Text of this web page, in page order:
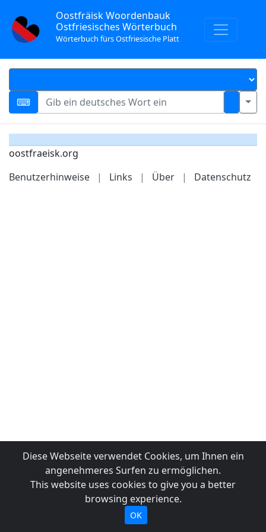
Oostfräisk Woordenbauk
Ostfriesisches Wörterbuch
Wörterbuch fürs Ostfriesische Platt
oostfraeisk.org
Benutzerhinweise
| Links | Über | Datenschutz
Diese Webseite verwendet Cookies, um Ihnen ein
angenehmeres Surfen zu ermöglichen.
This website uses cookies to give you a better
browsing experience.
OK